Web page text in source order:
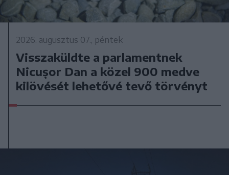
2026. augusztus 07., péntek
Visszaküldte a parlamentnek
Nicușor Dan a közel 900 medve
kilövését lehetővé tevő törvényt